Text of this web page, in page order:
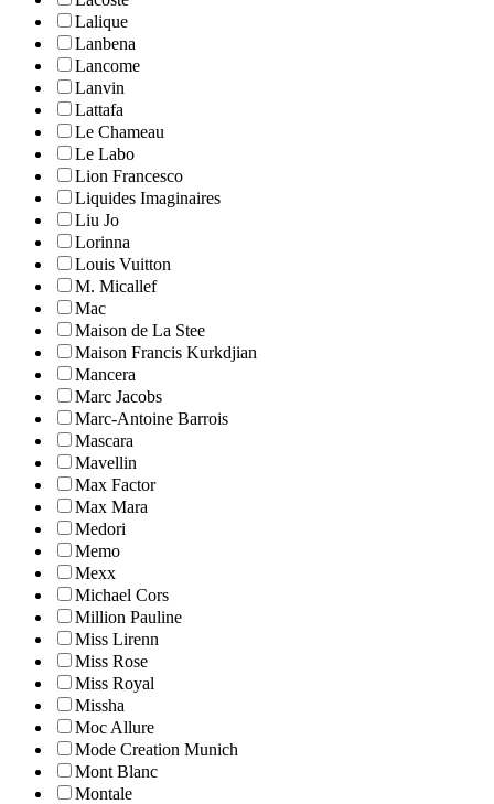
Lalique
Lanbena
Lancome
Lanvin
Lattafa
Le Chameau
Le Labo
Lion Francesco
Liquides Imaginaires
Liu Jo
Lorinna
Louis Vuitton
M. Micallef
Mac
Maison de La Stee
Maison Francis Kurkdjian
Mancera
Marc Jacobs
Marc-Antoine Barrois
Mascara
Mavellin
Max Factor
Max Mara
Medori
Memo
Mexx
Michael Cors
Million Pauline
Miss Lirenn
Miss Rose
Miss Royal
Missha
Moc Allure
Mode Creation Munich
Mont Blanc
Montale